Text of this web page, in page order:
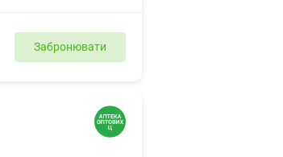
Забронювати